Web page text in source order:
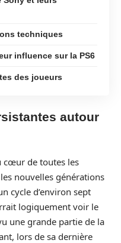
techniques
influence sur la PS6
des joueurs
autour
cœur de toutes les
nouvelles générations
cycle d’environ sept
logiquement voir le
une grande partie de la
lors de sa dernière